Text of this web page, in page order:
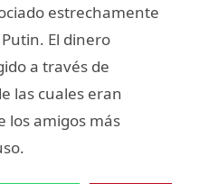
estrechamente
El dinero
a través de
las cuales eran
los amigos más